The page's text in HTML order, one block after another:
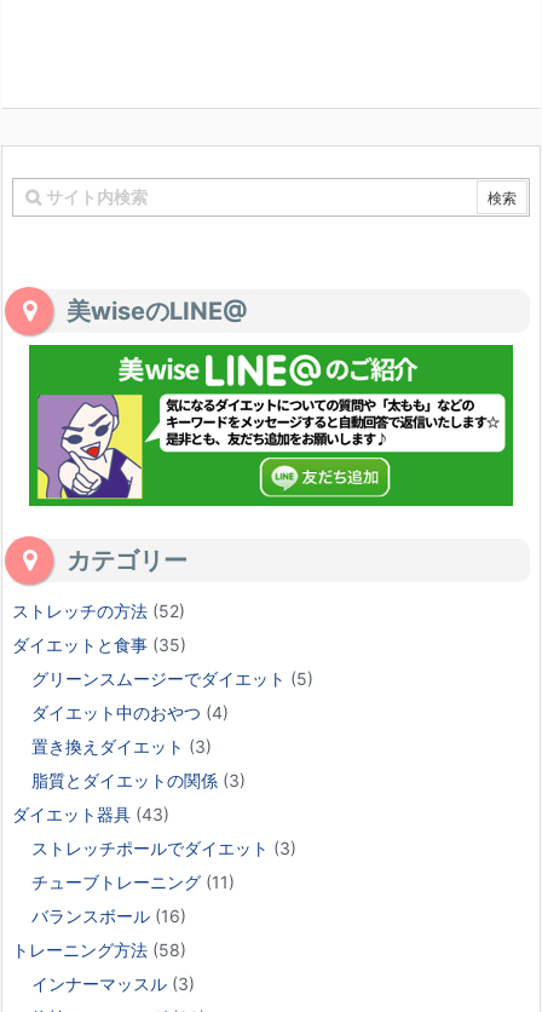
美wiseのLINE@
カテゴリー
ストレッチの方法 (52)
ダイエットと食事 (35)
グリーンスムージーでダイエット (5)
ダイエット中のおやつ (4)
置き換えダイエット (3)
脂質とダイエットの関係 (3)
ダイエット器具 (43)
ストレッチポールでダイエット (3)
チューブトレーニング (11)
バランスボール (16)
トレーニング方法 (58)
インナーマッスル (3)